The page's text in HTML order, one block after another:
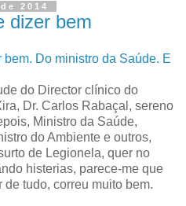
2014
dizer bem
bem. Do ministro da Saúde. E
do Director clínico do
Dr. Carlos Rabaçal, sereno
Ministro da Saúde,
do Ambiente e outros,
de Legionela, quer no
histerias, parece-me que
tudo, correu muito bem.